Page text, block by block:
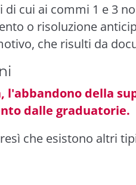
di cui ai commi 1 e 3
o risoluzione
che risulti da
l'abbandono della
dalle graduatorie.
che esistono altri